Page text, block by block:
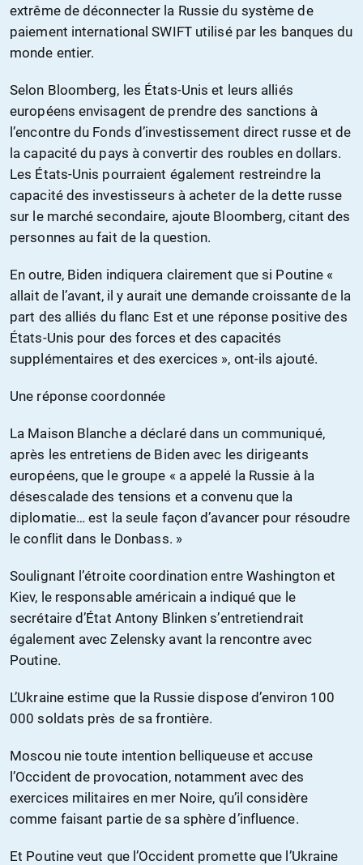
extrême de déconnecter la Russie du système de
paiement international SWIFT utilisé par les banques du
monde entier.
Selon Bloomberg, les États-Unis et leurs alliés
européens envisagent de prendre des sanctions à
l’encontre du Fonds d’investissement direct russe et de
la capacité du pays à convertir des roubles en dollars.
Les États-Unis pourraient également restreindre la
capacité des investisseurs à acheter de la dette russe
sur le marché secondaire, ajoute Bloomberg, citant des
personnes au fait de la question.
En outre, Biden indiquera clairement que si Poutine «
allait de l’avant, il y aurait une demande croissante de la
part des alliés du flanc Est et une réponse positive des
États-Unis pour des forces et des capacités
supplémentaires et des exercices », ont-ils ajouté.
Une réponse coordonnée
La Maison Blanche a déclaré dans un communiqué,
après les entretiens de Biden avec les dirigeants
européens, que le groupe « a appelé la Russie à la
désescalade des tensions et a convenu que la
diplomatie… est la seule façon d’avancer pour résoudre
le conflit dans le Donbass. »
Soulignant l’étroite coordination entre Washington et
Kiev, le responsable américain a indiqué que le
secrétaire d’État Antony Blinken s’entretiendrait
également avec Zelensky avant la rencontre avec
Poutine.
L’Ukraine estime que la Russie dispose d’environ 100
000 soldats près de sa frontière.
Moscou nie toute intention belliqueuse et accuse
l’Occident de provocation, notamment avec des
exercices militaires en mer Noire, qu’il considère
comme faisant partie de sa sphère d’influence.
Et Poutine veut que l’Occident promette que l’Ukraine